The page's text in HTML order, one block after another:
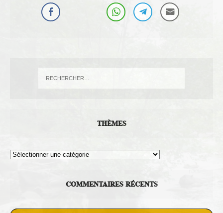
THÈMES
Thèmes
COMMENTAIRES RÉCENTS